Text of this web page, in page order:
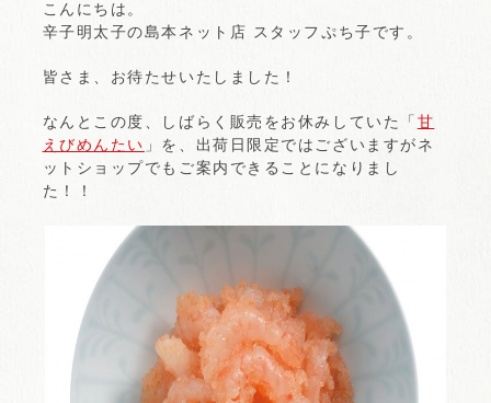
こんにちは。
辛子明太子の島本ネット店 スタッフぷち子です。
皆さま、お待たせいたしました！
なんとこの度、しばらく販売をお休みしていた「 甘
えびめんたい 」を、出荷日限定ではございますがネ
ットショップでもご案内できることになりまし
た！！